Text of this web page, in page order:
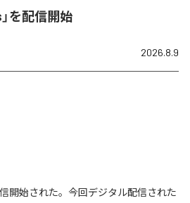
を配信開始
2026.8.9
信開始された。今回デジタル配信された